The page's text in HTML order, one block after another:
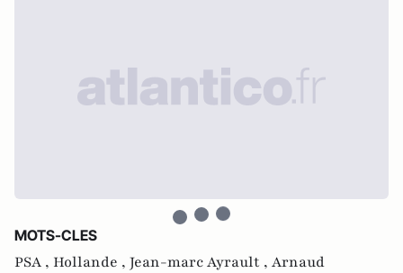
MOTS-CLES
PSA , Hollande , Jean-marc Ayrault , Arnaud